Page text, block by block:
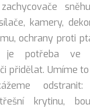
kamery,
ochrany proti
je potřeba ve
přidělat. Umíme
odstranit:
krytinu,